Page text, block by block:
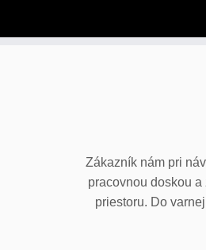
Zákazník nám pri
pracovnou doskou
priestoru. Do